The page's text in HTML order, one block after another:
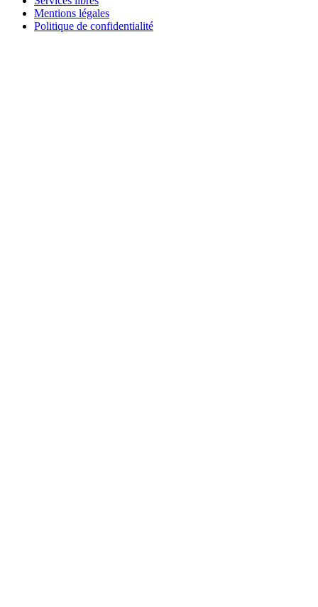
Mentions légales
Politique de confidentialité